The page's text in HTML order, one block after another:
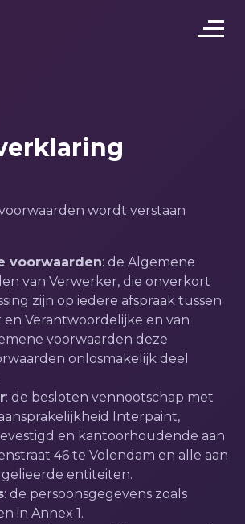
wordt verstaan
voorwaarden: de Algemene
van Verwerker, die onverkort
zijn op iedere afspraak tussen
en Verantwoordelijke en van
voorwaarden deze
onlosmakelijk deel
: de besloten vennootschap met
Interpaint,
en kantoorhoudende aan
46 te Volendam en alle aan
entiteiten.
: de persoonsgegevens zoals
in Annex 1.